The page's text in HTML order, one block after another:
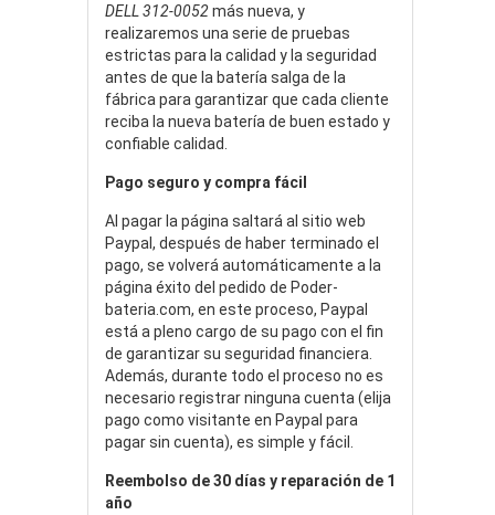
DELL 312-0052más nueva, y
realizaremos una serie de pruebas
estrictas para la calidad y la seguridad
antes de que la batería salga de la
fábrica para garantizar que cada cliente
reciba la nueva batería de buen estado y
confiable calidad.
Pago seguro y compra fácil
Al pagar la página saltará al sitio web
Paypal, después de haber terminado el
pago, se volverá automáticamente a la
página éxito del pedido de Poder-
bateria.com, en este proceso, Paypal
está a pleno cargo de su pago con el fin
de garantizar su seguridad financiera.
Además, durante todo el proceso no es
necesario registrar ninguna cuenta (elija
pago como visitante en Paypal para
pagar sin cuenta), es simple y fácil.
Reembolso de 30 días y reparación de 1
año